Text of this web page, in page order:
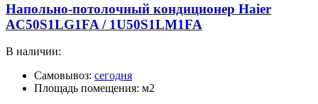
Напольно-потолочный кондиционер Haier
AC50S1LG1FA / 1U50S1LM1FA
В наличии:
Самовывоз: сегодня
Площадь помещения: м2